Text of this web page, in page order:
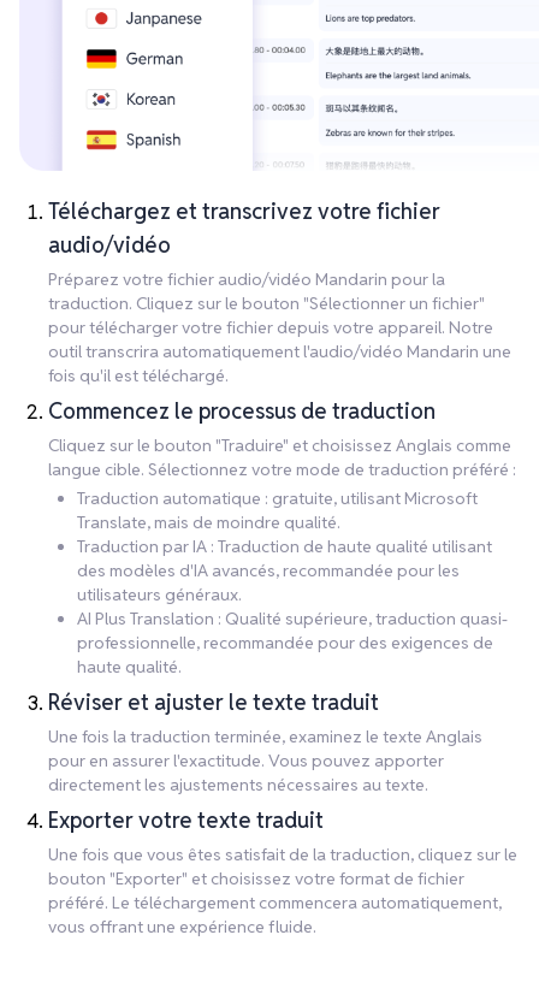
Téléchargez et transcrivez votre fichier
audio/vidéo
Préparez votre fichier audio/vidéo Mandarin pour la
traduction. Cliquez sur le bouton "Sélectionner un fichier"
pour télécharger votre fichier depuis votre appareil. Notre
outil transcrira automatiquement l'audio/vidéo Mandarin une
fois qu'il est téléchargé.
Commencez le processus de traduction
Cliquez sur le bouton "Traduire" et choisissez Anglais comme
langue cible. Sélectionnez votre mode de traduction préféré :
Traduction automatique : gratuite, utilisant Microsoft
Translate, mais de moindre qualité.
Traduction par IA : Traduction de haute qualité utilisant
des modèles d'IA avancés, recommandée pour les
utilisateurs généraux.
AI Plus Translation : Qualité supérieure, traduction quasi-
professionnelle, recommandée pour des exigences de
haute qualité.
Réviser et ajuster le texte traduit
Une fois la traduction terminée, examinez le texte Anglais
pour en assurer l'exactitude. Vous pouvez apporter
directement les ajustements nécessaires au texte.
Exporter votre texte traduit
Une fois que vous êtes satisfait de la traduction, cliquez sur le
bouton "Exporter" et choisissez votre format de fichier
préféré. Le téléchargement commencera automatiquement,
vous offrant une expérience fluide.